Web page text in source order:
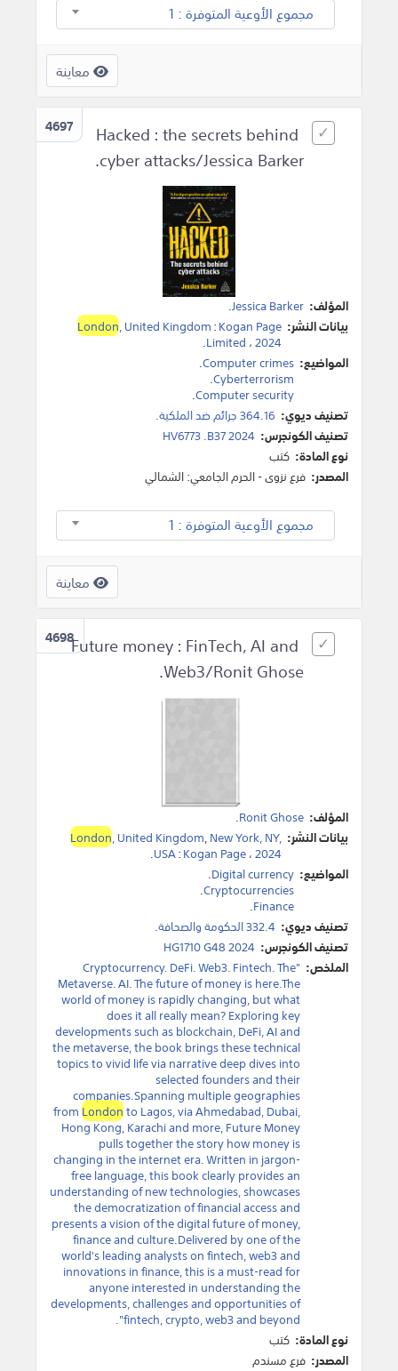
مجموع الأوعية المتوفرة : 1
معاينة
4697
Hacked : the secrets behind
cyber attacks/Jessica Barker.
المؤلف: Jessica Barker
.
بيانات النشر:
London, United Kingdom:Kogan Page
Limited ،2024
.
المواضيع: Computer crimes
.
Cyberterrorism
.
Computer security
.
تصنيف ديوي: 364.16 جرائم ضد الملكية.
تصنيف الكونجرس: HV6773 .B37 2024
نوع المادة: كتب
المصدر: فرع نزوى - الحرم الجامعي: الشمالي
مجموع الأوعية المتوفرة : 1
معاينة
4698Future money : FinTech, AI and
Web3/Ronit Ghose.
المؤلف: Ronit Ghose
.
بيانات النشر:
London, United Kingdom,New York, NY,
USA:Kogan Page،2024
.
المواضيع: Digital currency
.
Cryptocurrencies
.
Finance
.
تصنيف ديوي: 332.4 الحكومة والصحافة.
تصنيف الكونجرس: HG1710 G48 2024
الملخص: "Cryptocurrency. DeFi. Web3. Fintech. The
Metaverse. AI. The future of money is here.The
world of money is rapidly changing, but what
does it all really mean? Exploring key
developments such as blockchain, DeFi, AI and
the metaverse, the book brings these technical
topics to vivid life via narrative deep dives into
selected founders and their
companies.Spanning multiple geographies
fromLondonto Lagos, via Ahmedabad, Dubai,
Hong Kong, Karachi and more, Future Money
pulls together the story how money is
changing in the internet era. Written in jargon-
free language, this book clearly provides an
understanding of new technologies, showcases
the democratization of financial access and
presents a vision of the digital future of money,
finance and culture.Delivered by one of the
world's leading analysts on fintech, web3 and
innovations in finance, this is a must-read for
anyone interested in understanding the
developments, challenges and opportunities of
fintech, crypto, web3 and beyond".
نوع المادة: كتب
المصدر: فرع مسندم